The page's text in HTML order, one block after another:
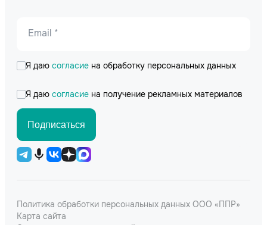
Email *
Я даю согласие на обработку персональных данных
Я даю согласие на получение рекламных материалов
Подписаться
Политика обработки персональных данных ООО «ППР»
Карта сайта